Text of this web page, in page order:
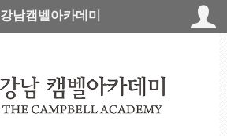
강남캠벨아카데미